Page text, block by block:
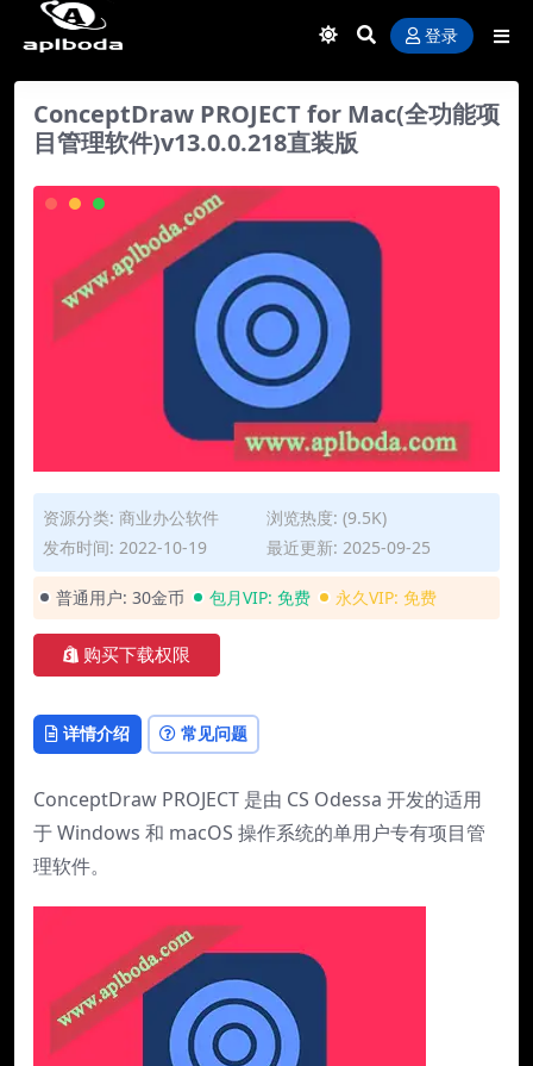
登录
ConceptDraw PROJECT for Mac(全功能项
目管理软件)v13.0.0.218直装版
资源分类: 商业办公软件
浏览热度: (9.5K)
发布时间: 2022-10-19
最近更新: 2025-09-25
普通用户: 30金币 包月VIP: 免费 永久VIP: 免费
购买下载权限
详情介绍 常见问题
ConceptDraw PROJECT 是由 CS Odessa 开发的适用
于 Windows 和 macOS 操作系统的单用户专有项目管
理软件。